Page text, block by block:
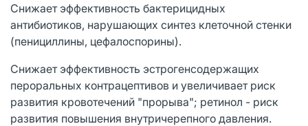
Снижает эффективность бактерицидных
антибиотиков, нарушающих синтез клеточной стенки
(пенициллины, цефалоспорины).
Снижает эффективность эстрогенсодержащих
пероральных контрацептивов и увеличивает риск
развития кровотечений "прорыва"; ретинол - риск
развития повышения внутричерепного давления.